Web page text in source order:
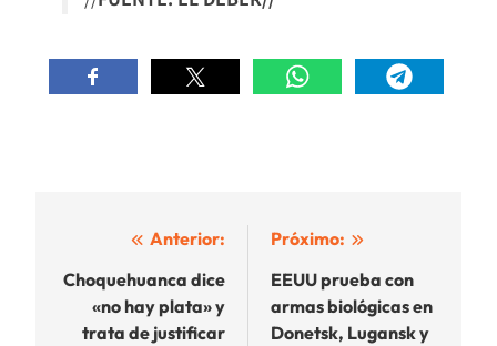
Navegación
de
entradas
Anterior:
Choquehuanca dice
«no hay plata» y
trata de justificar
Próximo:
EEUU prueba con
armas biológicas en
Donetsk, Lugansk y